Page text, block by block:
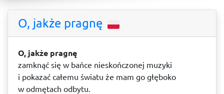
O, jakże pragnę
O, jakże pragnę
zamknąć się w bańce nieskończonej muzyki
i pokazać całemu światu że mam go głęboko
w odmętach odbytu.